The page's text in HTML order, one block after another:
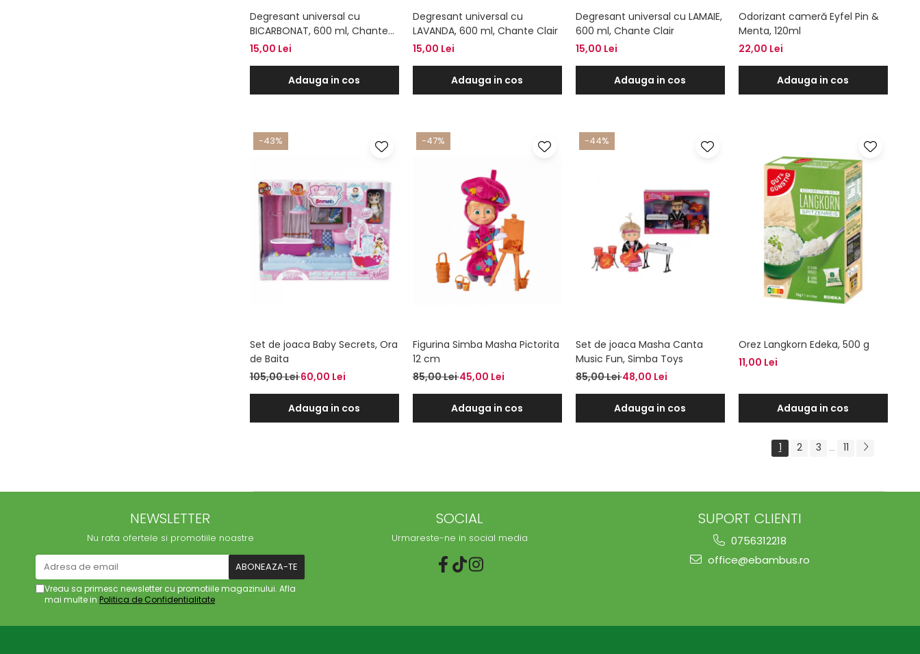
Degresant universal cu
BICARBONAT, 600 ml, Chante
Clair
15,00 Lei
Adauga in cos
Degresant universal cu
LAVANDA, 600 ml, Chante Clair
15,00 Lei
Adauga in cos
Degresant universal cu LAMAIE,
600 ml, Chante Clair
15,00 Lei
Adauga in cos
Odorizant cameră Eyfel Pin &
Menta, 120ml
22,00 Lei
Adauga in cos
-43%
Set de joaca Baby Secrets, Ora
de Baita
105,00 Lei60,00 Lei
Adauga in cos
-47%
Figurina Simba Masha Pictorita
12 cm
85,00 Lei45,00 Lei
Adauga in cos
-44%
Set de joaca Masha Canta
Music Fun, Simba Toys
85,00 Lei48,00 Lei
Adauga in cos
Orez Langkorn Edeka, 500 g
11,00 Lei
Adauga in cos
1 2 3 ... 11
NEWSLETTER
Nu rata ofertele si promotiile noastre
Vreau sa primesc newsletter cu promotiile magazinului. Afla
mai multe in Politica de Confidentialitate
SOCIAL
Urmareste-ne in social media
SUPORT CLIENTI
0756312218
office@ebambus.ro